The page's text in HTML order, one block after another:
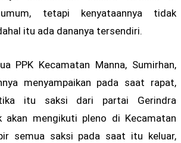
tetapi kenyataannya tidak
itu ada dananya tersendiri.
PPK Kecamatan Manna, Sumirhan,
menyampaikan pada saat rapat,
itu saksi dari partai Gerindra
akan mengikuti pleno di Kecamatan
semua saksi pada saat itu keluar,